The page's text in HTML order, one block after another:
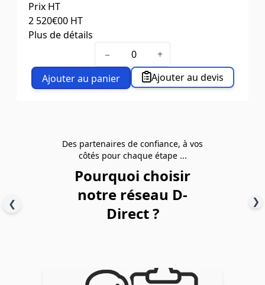
❮ ❯
Prix HT
2 520€00 HT
Plus de détails
Hauteur élévation (mm)3000
Hauteur de mât (mm)
2080
Dim. fourches L x l. (mm)1100 x 580
−
+
Ajouter au panier
Ajouter au devis
Des partenaires de confiance, à vos
côtés pour chaque étape ...
Pourquoi choisir
notre réseau D-
Direct ?